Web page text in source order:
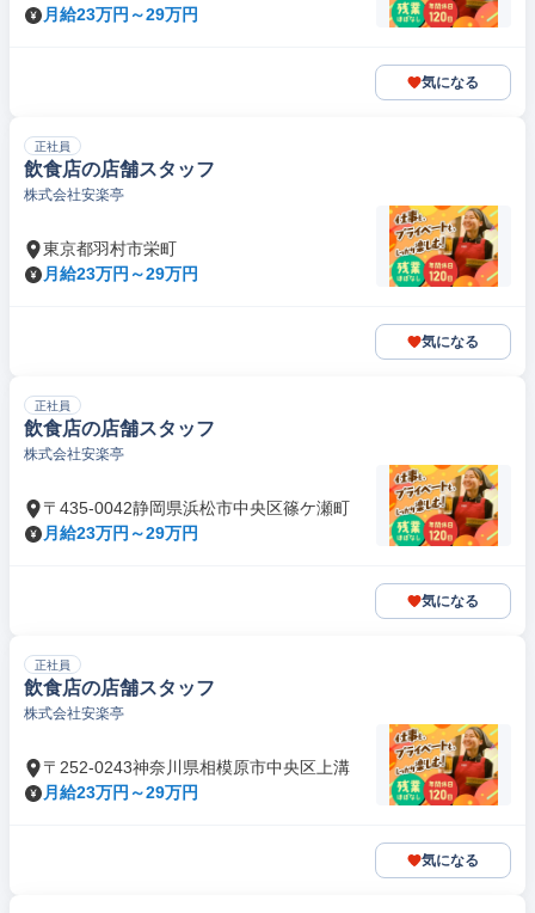
月給23万円～29万円
気になる
正社員
飲食店の店舗スタッフ
株式会社安楽亭
東京都羽村市栄町
月給23万円～29万円
気になる
正社員
飲食店の店舗スタッフ
株式会社安楽亭
〒435-0042静岡県浜松市中央区篠ケ瀬町
月給23万円～29万円
気になる
正社員
飲食店の店舗スタッフ
株式会社安楽亭
〒252-0243神奈川県相模原市中央区上溝
月給23万円～29万円
気になる